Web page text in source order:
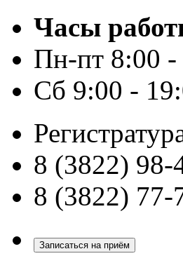
Часы
Пн-пт 8:00 -
Сб 9:00 -
8 (3822) 98-
8 (3822) 77-